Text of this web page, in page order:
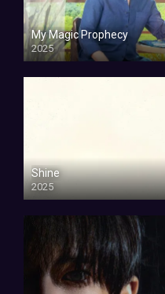
My Magic Prophecy
2025
Shine
2025